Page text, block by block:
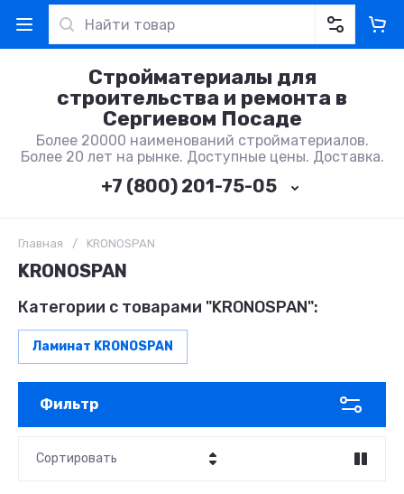
Стройматериалы для
строительства и ремонта в
Сергиевом Посаде
Более 20000 наименований стройматериалов.
Более 20 лет на рынке. Доступные цены. Доставка.
+7 (800) 201-75-05
Главная / KRONOSPAN
KRONOSPAN
Категории с товарами "KRONOSPAN":
Ламинат KRONOSPAN
Фильтр
Сортировать